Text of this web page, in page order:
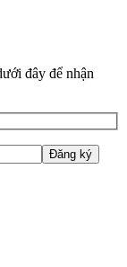
đây để nhận